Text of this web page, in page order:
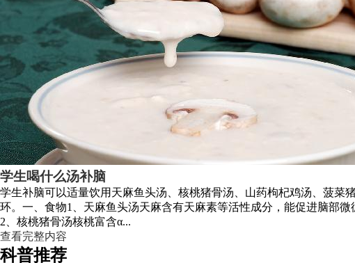
学生喝什么汤补脑
学生补脑可以适量饮用天麻鱼头汤、核桃猪骨汤、山药枸杞鸡汤、菠
环。一、食物1、天麻鱼头汤天麻含有天麻素等活性成分，能促进脑部
2、核桃猪骨汤核桃富含α...
查看完整内容
科普推荐